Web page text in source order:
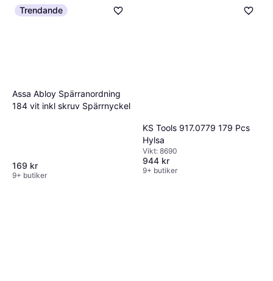
Trendande
Assa Abloy Spärranordning
184 vit inkl skruv Spärrnyckel
169 kr
9+ butiker
KS Tools 917.0779 179 Pcs
Hylsa
Vikt: 8690
944 kr
9+ butiker